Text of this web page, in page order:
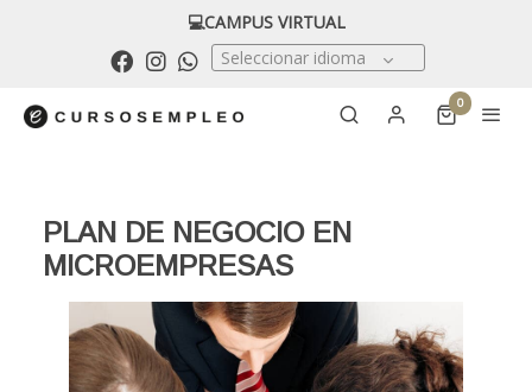
💻CAMPUS VIRTUAL
Seleccionar idioma
0
PLAN DE NEGOCIO EN
MICROEMPRESAS